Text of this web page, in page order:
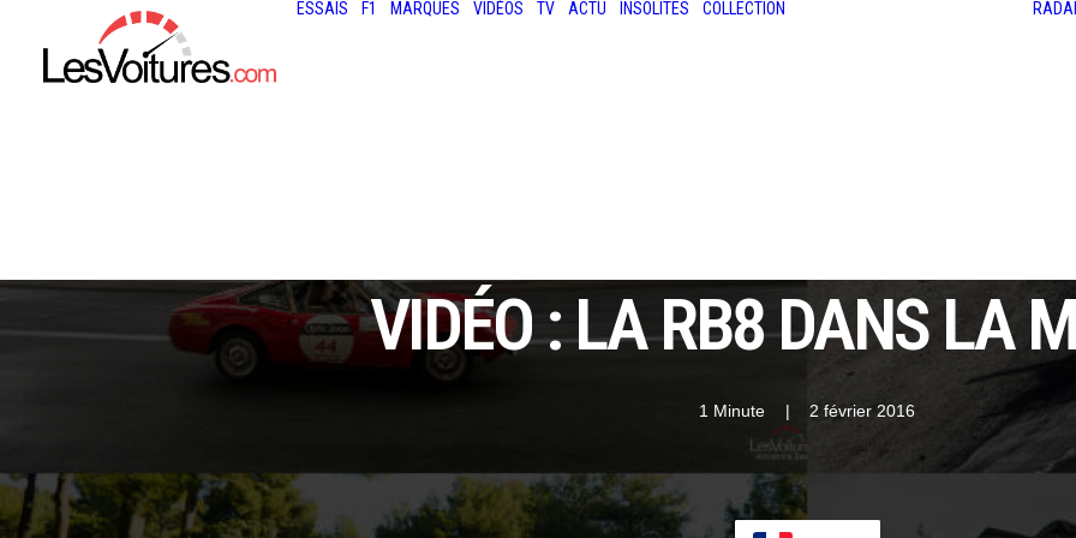
ESSAIS F1 MARQUES VIDÉOS TV ACTU INSOLITES COLLECTION
VIDÉO : LA RB8 DANS LA
1 Minute | 2 février 2016